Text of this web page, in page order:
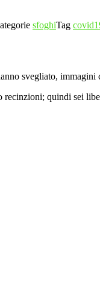
sfoghiTag
svegliato,
recinzioni; quindi sei